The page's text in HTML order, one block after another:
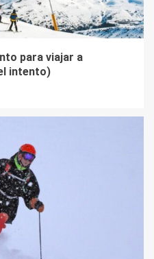
para viajar a
intento)